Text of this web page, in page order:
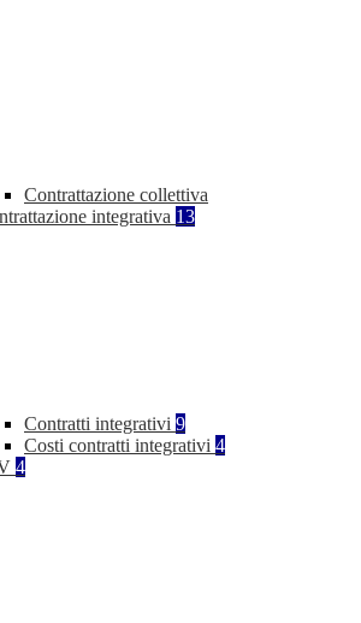
Contrattazione collettiva
integrativa 13
Contratti integrativi 9
Costi contratti integrativi 4
4